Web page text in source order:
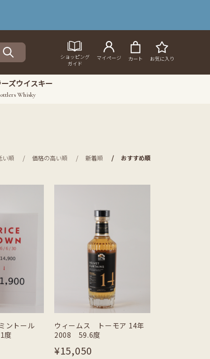
ショッピング
ガイド
マイページ カート お気に入り
ズウイスキー
Whisky
い順 価格の高い順 新着順 おすすめ順
ントール
度
ウィームス トーモア 14年
2008 59.6度
¥15,050